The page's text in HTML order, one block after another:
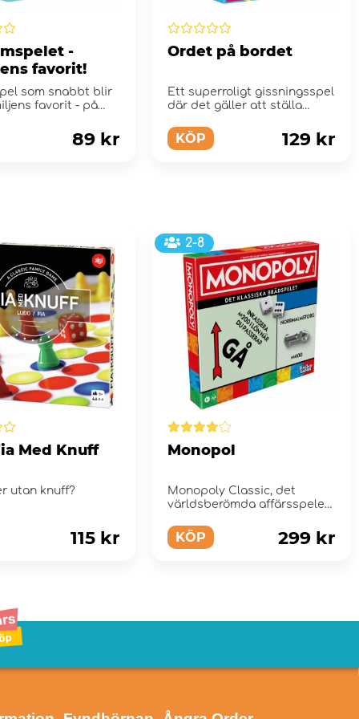
-
favorit!
som snabbt blir
favorit - på
89 kr
Ordet på bordet
Ett superroligt gissningsspel
där det gäller att ställa
KÖP 129 kr
Med Knuff
utan knuff?
115 kr
2-8
Monopol
Monopoly Classic, det
världsberömda affärsspelet
KÖP 299 kr